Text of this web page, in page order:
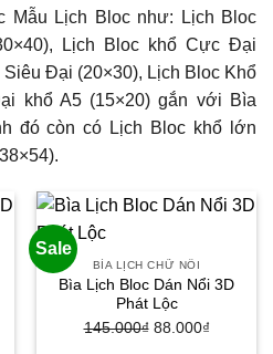
Mẫu Lịch Bloc như: Lịch Bloc
Lịch Bloc khổ Cực Đại
Đại (20×30), Lịch Bloc Khổ
khổ A5 (15×20) gắn với Bìa
đó còn có Lịch Bloc khổ lớn
Sale
BÌA LỊCH CHỮ NỔI
Bìa Lịch Bloc Dán Nổi 3D
Phát Lộc
145.000₫ Giá
88.000₫